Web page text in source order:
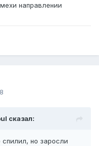
направлении
сказал:
но заросли